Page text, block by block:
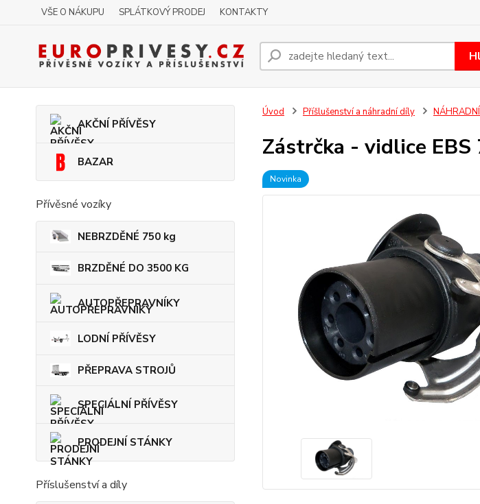
VŠE O NÁKUPU SPLÁTKOVÝ PRODEJ KONTAKTY
AKČNÍ PŘÍVĚSY
BAZAR
Přívěsné vozíky
NEBRZDĚNÉ 750 kg
BRZDĚNÉ DO 3500 KG
AUTOPŘEPRAVNÍKY
LODNÍ PŘÍVĚSY
PŘEPRAVA STROJŮ
SPECIÁLNÍ PŘÍVĚSY
PRODEJNÍ STÁNKY
Příslušenství a díly
Úvod Příšlušenství a náhradní díly
Zástrčka - vidlice EBS
Novinka